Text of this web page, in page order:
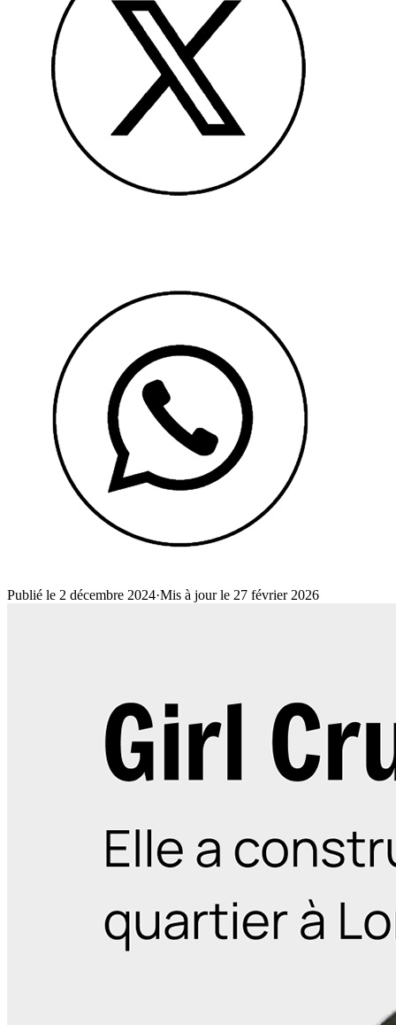
Publié le 2 décembre 2024·Mis à jour le 27 février 2026